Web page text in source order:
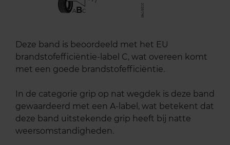
ABC
Deze band is beoordeeld met het EU
brandstofefficiëntie-label C, wat overeen komt
met een goede brandstofefficiëntie.
In de categorie grip op nat wegdek is deze band
gewaardeerd met een A-label, wat betekent dat
deze band uitstekende grip heeft bij natte
weersomstandigheden.